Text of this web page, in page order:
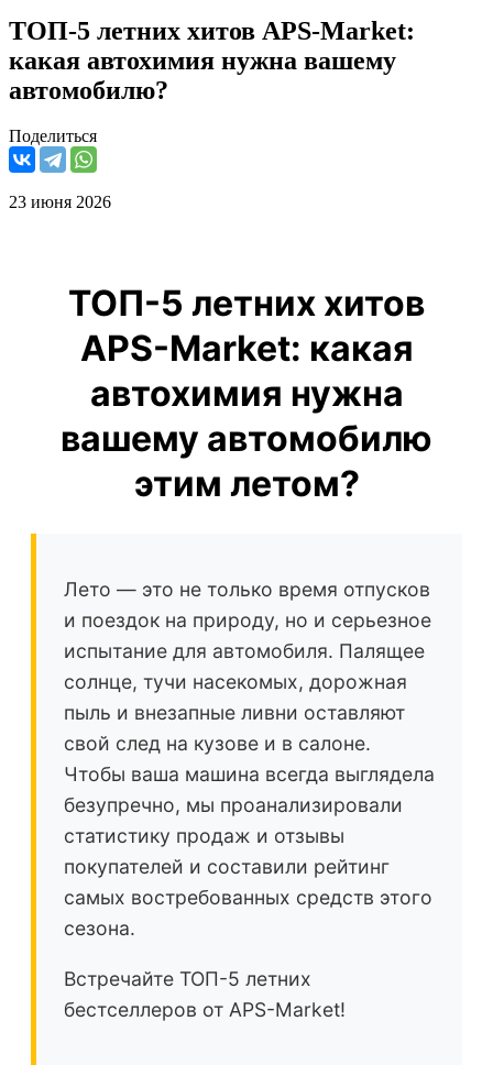
ТОП-5 летних хитов APS-Market:
какая автохимия нужна вашему
автомобилю?
Поделиться
23 июня 2026
ТОП-5 летних хитов
APS-Market: какая
автохимия нужна
вашему автомобилю
этим летом?
Лето — это не только время отпусков
и поездок на природу, но и серьезное
испытание для автомобиля. Палящее
солнце, тучи насекомых, дорожная
пыль и внезапные ливни оставляют
свой след на кузове и в салоне.
Чтобы ваша машина всегда выглядела
безупречно, мы проанализировали
статистику продаж и отзывы
покупателей и составили рейтинг
самых востребованных средств этого
сезона.
Встречайте ТОП-5 летних
бестселлеров от APS-Market!